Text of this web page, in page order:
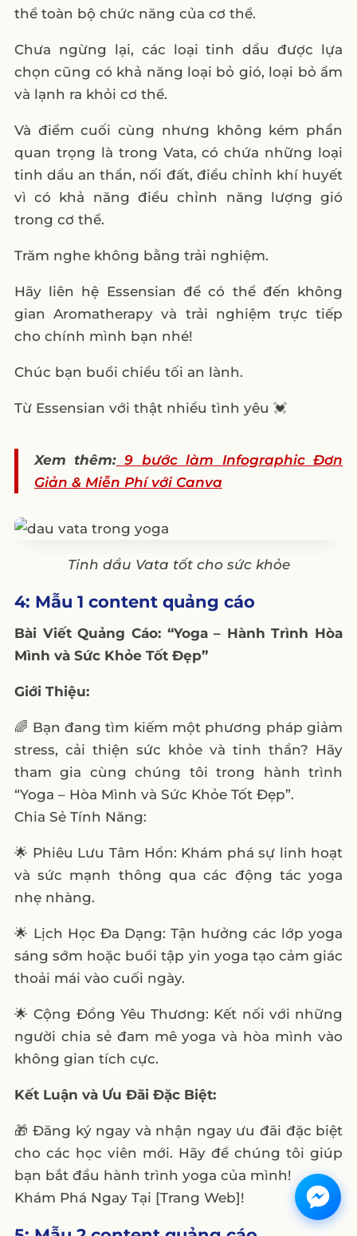
thể toàn bộ chức năng của cơ thể.
Chưa ngừng lại, các loại tinh dầu được lựa
chọn cũng có khả năng loại bỏ gió, loại bỏ ẩm
và lạnh ra khỏi cơ thể.
Và điểm cuối cùng nhưng không kém phần
quan trọng là trong Vata, có chứa những loại
tinh dầu an thần, nối đất, điều chỉnh khí huyết
vì có khả năng điều chỉnh năng lượng gió
trong cơ thể.
Trăm nghe không bằng trải nghiệm.
Hãy liên hệ Essensian để có thể đến không
gian Aromatherapy và trải nghiệm trực tiếp
cho chính mình bạn nhé!
Chúc bạn buổi chiều tối an lành.
Từ Essensian với thật nhiều tình yêu 💓
Xem thêm:9 bước làm Infographic Đơn
Giản & Miễn Phí với Canva
Tinh dầu Vata tốt cho sức khỏe
4: Mẫu 1 content quảng cáo
Bài Viết Quảng Cáo: “Yoga – Hành Trình Hòa
Mình và Sức Khỏe Tốt Đẹp”
Giới Thiệu:
🌈 Bạn đang tìm kiếm một phương pháp giảm
stress, cải thiện sức khỏe và tinh thần? Hãy
tham gia cùng chúng tôi trong hành trình
“Yoga – Hòa Mình và Sức Khỏe Tốt Đẹp”.
Chia Sẻ Tính Năng:
🌟 Phiêu Lưu Tâm Hồn: Khám phá sự linh hoạt
và sức mạnh thông qua các động tác yoga
nhẹ nhàng.
🌟 Lịch Học Đa Dạng: Tận hưởng các lớp yoga
sáng sớm hoặc buổi tập yin yoga tạo cảm giác
thoải mái vào cuối ngày.
🌟 Cộng Đồng Yêu Thương: Kết nối với những
người chia sẻ đam mê yoga và hòa mình vào
không gian tích cực.
Kết Luận và Ưu Đãi Đặc Biệt:
🎁 Đăng ký ngay và nhận ngay ưu đãi đặc biệt
cho các học viên mới. Hãy để chúng tôi giúp
bạn bắt đầu hành trình yoga của mình!
Khám Phá Ngay Tại [Trang Web]!